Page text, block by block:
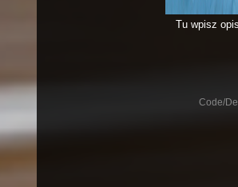
Tu wpisz
Code/